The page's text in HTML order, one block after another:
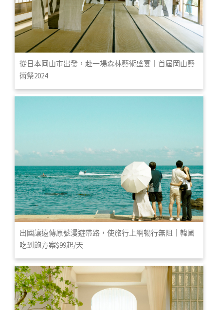
從日本岡山市出發，赴一場森林藝術盛宴｜首屆岡山藝
術祭2024
出國讓遠傳原號漫遊帶路，使旅行上網暢行無阻｜韓國
吃到飽方案$99起/天